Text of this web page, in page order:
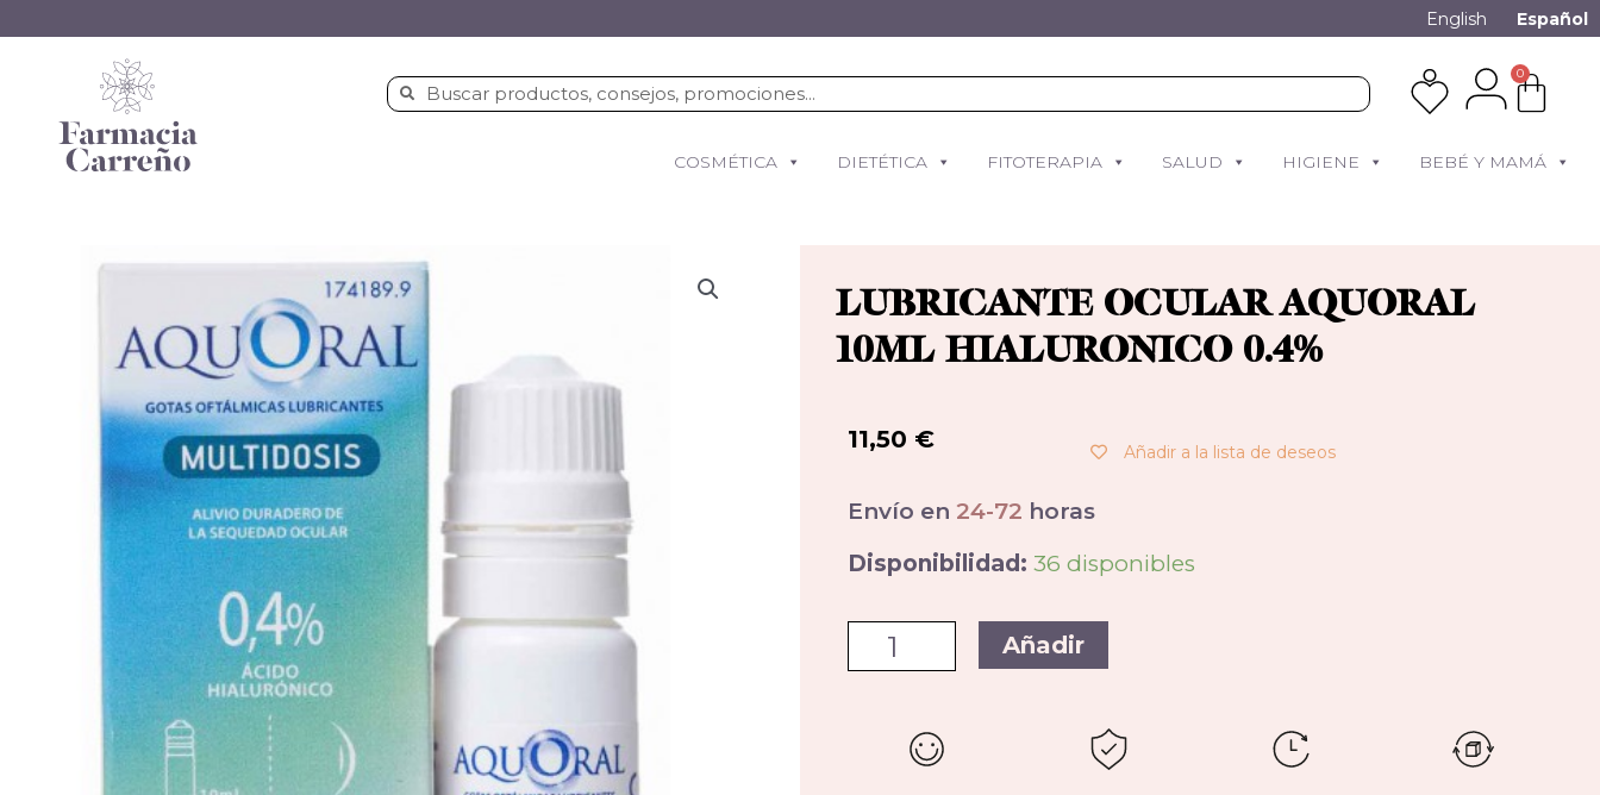
English Español
0
COSMÉTICA DIETÉTICA FITOTERAPIA SALUD HIGIENE BEBÉ Y MAMÁ
LUBRICANTE OCULAR AQUORAL
10ML HIALURONICO 0.4%
11,50 € Añadir a la lista de deseos
Envío en 24-72 horas
Disponibilidad: 36 disponibles
Añadir